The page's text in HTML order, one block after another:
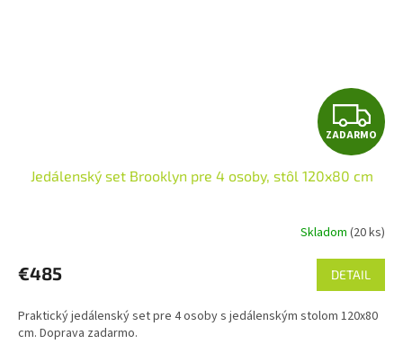
Z
A
D
A
R
M
ZADARMO
Jedálenský set Brooklyn pre 4 osoby, stôl 120x80 cm
Skladom (20 ks)
€485 DETAIL
Praktický jedálenský set pre 4 osoby s jedálenským stolom 120x80
cm. Doprava zadarmo.